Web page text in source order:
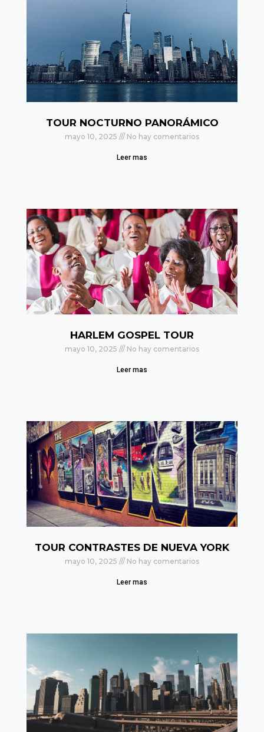
TOUR NOCTURNO PANORÁMICO
mayo 10, 2025 No hay comentarios
Leer mas
HARLEM GOSPEL TOUR
mayo 10, 2025 No hay comentarios
Leer mas
TOUR CONTRASTES DE NUEVA YORK
mayo 10, 2025 No hay comentarios
Leer mas